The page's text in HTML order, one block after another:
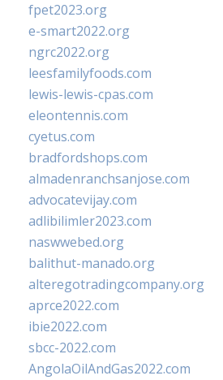
fpet2023.org
e-smart2022.org
ngrc2022.org
leesfamilyfoods.com
lewis-lewis-cpas.com
eleontennis.com
cyetus.com
bradfordshops.com
almadenranchsanjose.com
advocatevijay.com
adlibilimler2023.com
naswwebed.org
balithut-manado.org
alteregotradingcompany.org
aprce2022.com
ibie2022.com
sbcc-2022.com
AngolaOilAndGas2022.com